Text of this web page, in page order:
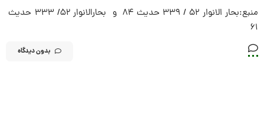
منبع:بحار الانوار 52 / 339 حديث 84 و بحارالانوار 52/ 333 حديث
61
بدون دیدگاه